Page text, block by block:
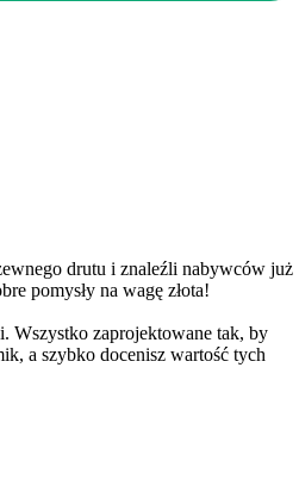
drutu i znaleźli nabywców już
pomysły na wagę złota!
Wszystko zaprojektowane tak, by
a szybko docenisz wartość tych